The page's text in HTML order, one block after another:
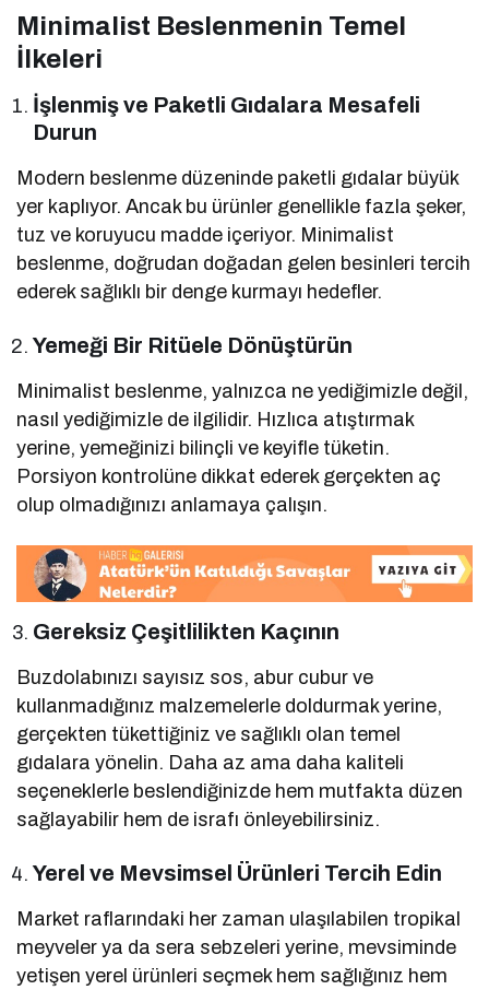
Minimalist Beslenmenin Temel
İlkeleri
İşlenmiş ve Paketli Gıdalara Mesafeli
Durun
Modern beslenme düzeninde paketli gıdalar büyük
yer kaplıyor. Ancak bu ürünler genellikle fazla şeker,
tuz ve koruyucu madde içeriyor. Minimalist
beslenme, doğrudan doğadan gelen besinleri tercih
ederek sağlıklı bir denge kurmayı hedefler.
Yemeği Bir Ritüele Dönüştürün
Minimalist beslenme, yalnızca ne yediğimizle değil,
nasıl yediğimizle de ilgilidir. Hızlıca atıştırmak
yerine, yemeğinizi bilinçli ve keyifle tüketin.
Porsiyon kontrolüne dikkat ederek gerçekten aç
olup olmadığınızı anlamaya çalışın.
Gereksiz Çeşitlilikten Kaçının
Buzdolabınızı sayısız sos, abur cubur ve
kullanmadığınız malzemelerle doldurmak yerine,
gerçekten tükettiğiniz ve sağlıklı olan temel
gıdalara yönelin. Daha az ama daha kaliteli
seçeneklerle beslendiğinizde hem mutfakta düzen
sağlayabilir hem de israfı önleyebilirsiniz.
Yerel ve Mevsimsel Ürünleri Tercih Edin
Market raflarındaki her zaman ulaşılabilen tropikal
meyveler ya da sera sebzeleri yerine, mevsiminde
yetişen yerel ürünleri seçmek hem sağlığınız hem